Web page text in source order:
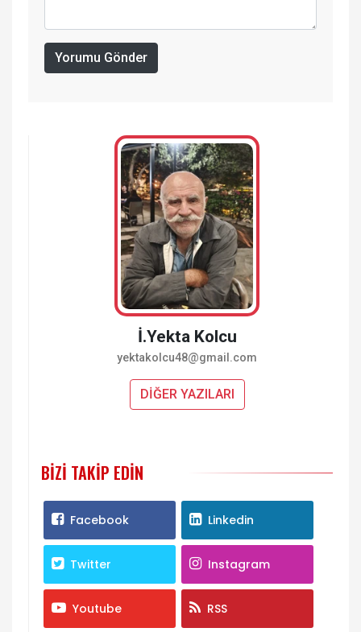
Yorumu Gönder
İ.Yekta Kolcu
yektakolcu48@gmail.com
DİĞER YAZILARI
BIZI TAKIP EDIN
Facebook Linkedin
Twitter Instagram
Youtube RSS